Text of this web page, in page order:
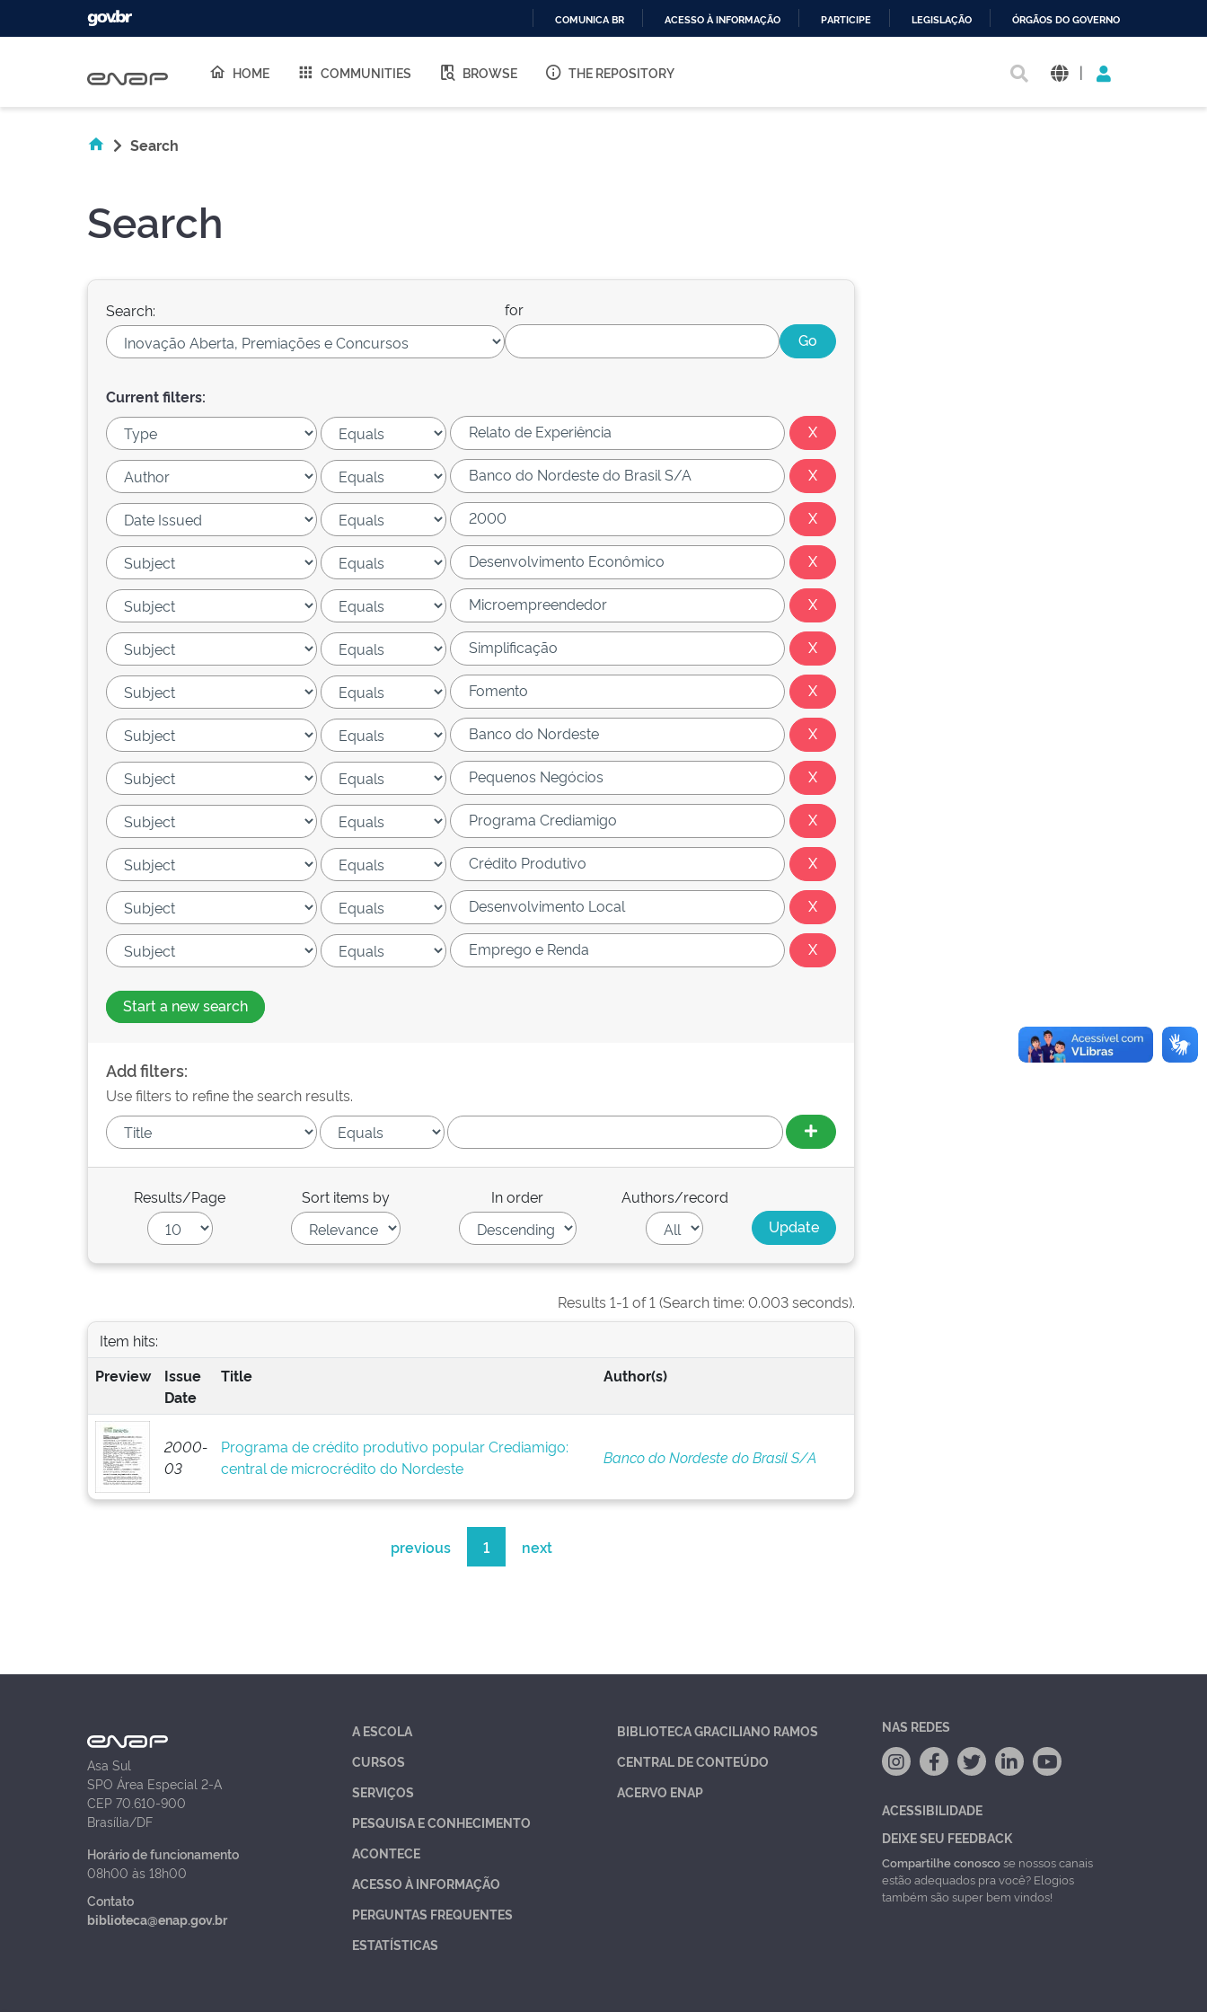
O
COMUNICA BR ACESSO À INFORMAÇÃO PARTICIPE LEGISLAÇÃO ÓRGÃOS DO GOVERNO
HOME COMMUNITIES BROWSE THE REPOSITORY |
Search
Search
Search: for
Current filters:
Start a new search
Add filters:
Use filters to refine the search results.
Results/Page Sort items by In order Authors/record
Results 1-1 of 1 (Search time: 0.003 seconds).
Item hits:
Preview
Issue
Date
Title Author(s)
2000-
03
Programa de crédito produtivo popular Crediamigo:
central de microcrédito do Nordeste
Banco do Nordeste do Brasil S/A
previous 1 next
Asa Sul
SPO Área Especial 2-A
CEP 70.610-900
Brasília/DF
Horário de funcionamento
08h00 às 18h00
Contato
biblioteca@enap.gov.br
A ESCOLA
CURSOS
SERVIÇOS
PESQUISA E CONHECIMENTO
ACONTECE
ACESSO À INFORMAÇÃO
PERGUNTAS FREQUENTES
ESTATÍSTICAS
BIBLIOTECA GRACILIANO RAMOS
CENTRAL DE CONTEÚDO
ACERVO ENAP
NAS REDES
ACESSIBILIDADE
DEIXE SEU FEEDBACK
Compartilhe conoscose nossos canais
estão adequados pra você? Elogios
também são super bem vindos!